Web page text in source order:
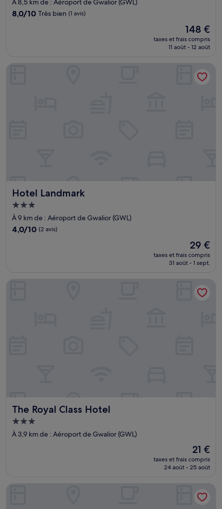
8.0
8,0/10 Très bien (1 avis)
Le
nouveau
prix
148 €
148 €
taxes et frais compris
11 août - 12 août
Hotel Landmark
Hotel Landmark
Hébergement
3.0 étoiles
À 9 km de : Aéroport de Gwalior (GWL)
4.0
4,0/10 (2 avis)
Le
nouveau
prix
de
29 €
29 €
taxes et frais compris
31 août - 1 sept.
Hotel Landmark
The Royal Class Hotel
The Royal Class Hotel
Hébergement
3.0 étoiles
À 3,9 km de : Aéroport de Gwalior (GWL)
Le
nouveau
prix
21 €
21 €
taxes et frais compris
24 août - 25 août
Hotel The Bellevue Gwalior